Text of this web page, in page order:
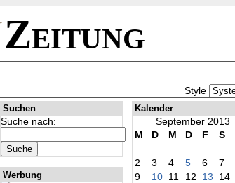
Zeitung
Style
Suchen
Suche nach:
Werbung
Kalender
September 2013
M
D M D F S
2
3 4 5 6 7
9
10 11 12 13 14